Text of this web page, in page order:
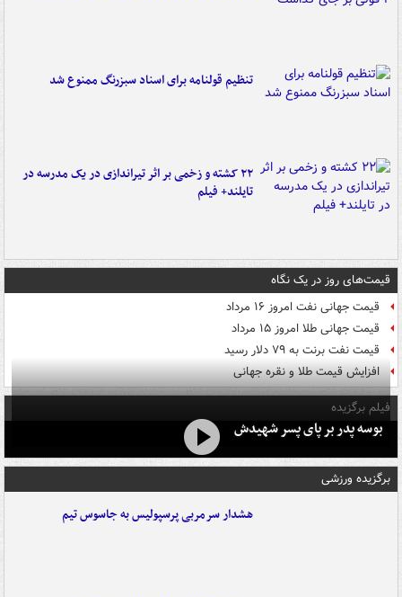
تنظیم قولنامه برای اسناد سبزرنگ ممنوع شد
۲۲ کشته و زخمی بر اثر تیراندازی در یک مدرسه در
تایلند+ فیلم
قیمت‌های روز در یک نگاه
قیمت جهانی نفت امروز ۱۶ مرداد
قیمت جهانی طلا امروز ۱۵ مرداد
قیمت نفت برنت به ۷۹ دلار رسید
افزایش قیمت طلا و نقره جهانی
فیلم برگزیده
بوسه‌ پدر بر پای پسر شهیدش
برگزیده ورزشی
هشدار سرمربی پرسپولیس به جاسوس تیم